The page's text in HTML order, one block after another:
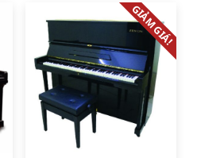
GIẢM GIÁ!